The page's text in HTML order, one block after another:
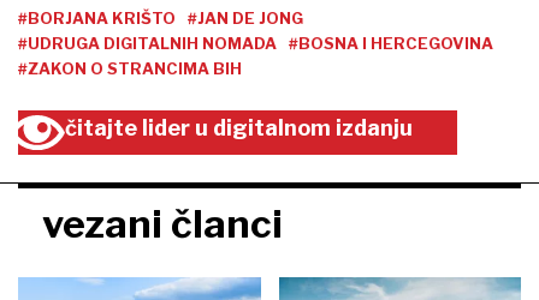
#BORJANA KRIŠTO
#JAN DE JONG
#UDRUGA DIGITALNIH NOMADA
#BOSNA I HERCEGOVINA
#ZAKON O STRANCIMA BIH
čitajte lider u digitalnom izdanju
vezani članci